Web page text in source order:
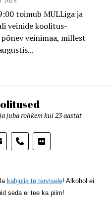
toimub MULLiga ja
veinide koolitus-
veinimaa, millest
juba rohkem kui 23 aastat
phone
kahjulik te tervisele! Alkohol ei
seda ei tee ka piim!